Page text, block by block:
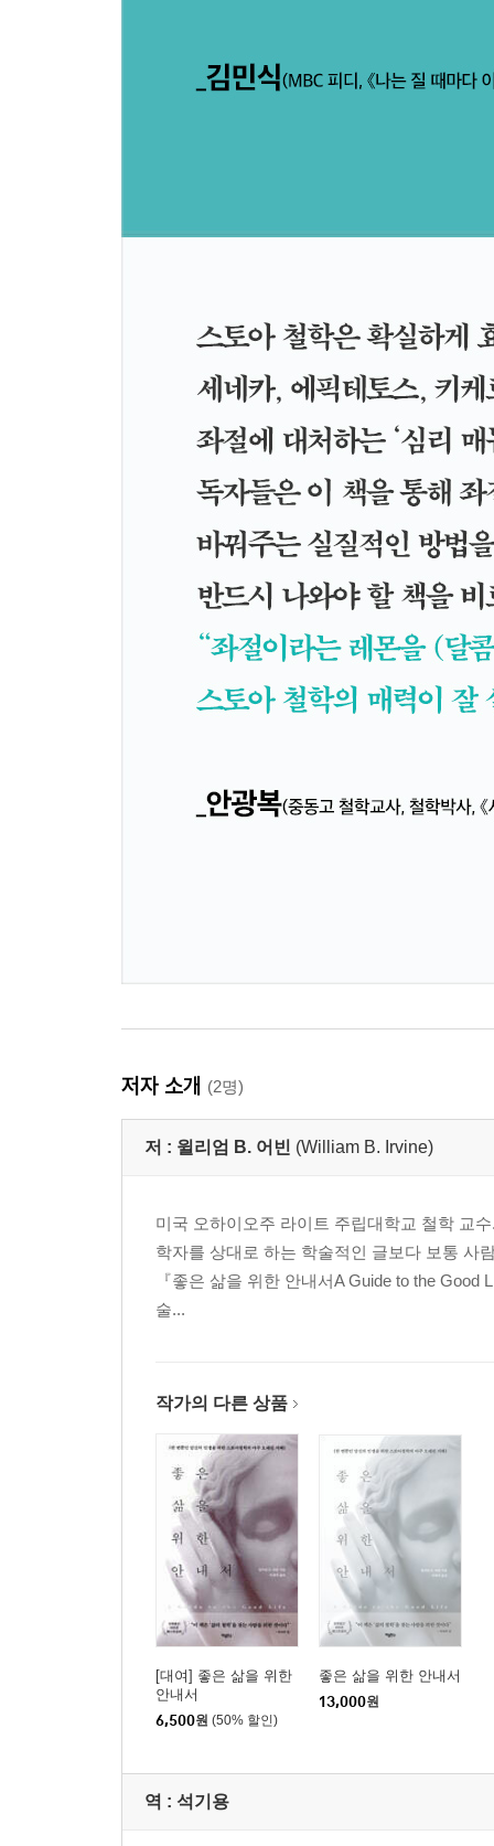
저자 소개 (2명)
저 : 윌리엄 B. 어빈 (William B. Irvine)
미국 오하이오주 라이트 주립대학교 철학 교
학자를 상대로 하는 학술적인 글보다 보통 사
『좋은 삶을 위한 안내서A Guide to the
술...
작가의 다른 상품
[대여] 좋은 삶을 위한
안내서
6,500원 (50% 할인)
좋은 삶을 위한 안내서
13,000원
역 : 석기용